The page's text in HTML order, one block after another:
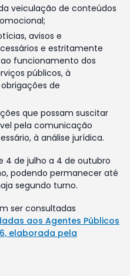
veiculação de conteúdos
avisos e
e estritamente
funcionamento dos
públicos, à
de
que possam suscitar
pela comunicação
à análise jurídica.
4 de julho a 4 de outubro
podendo permanecer até
segundo turno.
ser consultadas
aos Agentes Públicos
elaborada pela